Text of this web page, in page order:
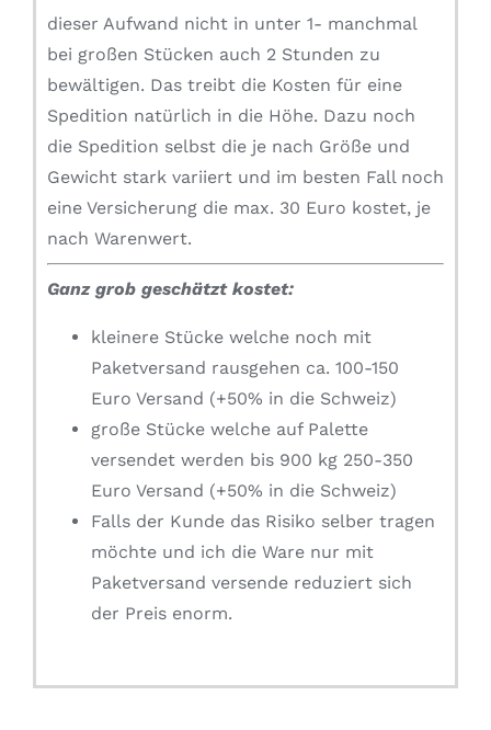
dieser Aufwand nicht in unter 1- manchmal
bei großen Stücken auch 2 Stunden zu
bewältigen. Das treibt die Kosten für eine
Spedition natürlich in die Höhe. Dazu noch
die Spedition selbst die je nach Größe und
Gewicht stark variiert und im besten Fall noch
eine Versicherung die max. 30 Euro kostet, je
nach Warenwert.
Ganz grob geschätzt kostet:
kleinere Stücke welche noch mit
Paketversand rausgehen ca. 100-150
Euro Versand (+50% in die Schweiz)
große Stücke welche auf Palette
versendet werden bis 900 kg 250-350
Euro Versand (+50% in die Schweiz)
Falls der Kunde das Risiko selber tragen
möchte und ich die Ware nur mit
Paketversand versende reduziert sich
der Preis enorm.